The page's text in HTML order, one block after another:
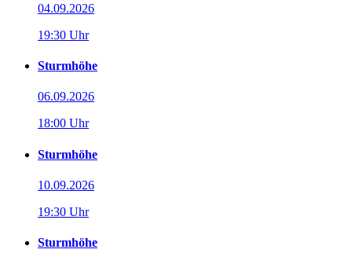
04.09.2026
19:30 Uhr
Sturmhöhe
06.09.2026
18:00 Uhr
Sturmhöhe
10.09.2026
19:30 Uhr
Sturmhöhe